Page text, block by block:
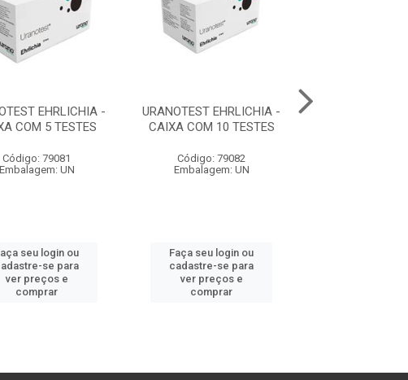
EHRLICHIA -
COM 5 TESTES
Código: 79081
Embalagem: UN
seu login ou
se para
ver preços e
comprar
URANOTEST EHRLICHIA -
CAIXA COM 10 TESTES
Código: 79082
Embalagem: UN
Faça seu login ou
cadastre-se para
ver preços e
comprar